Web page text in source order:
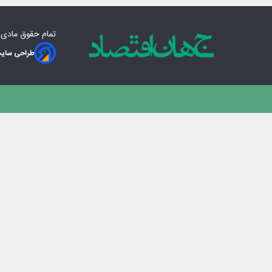
تمام حقوق
طراحی